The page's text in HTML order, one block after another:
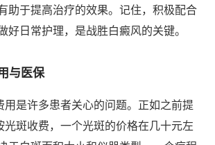
助于提高治疗的效果。记住，积极配合
好日常护理，是战胜白癜风的关键。
与医保
用是许多患者关心的问题。正如之前提
光斑收费，一个光斑的价格在几十元左